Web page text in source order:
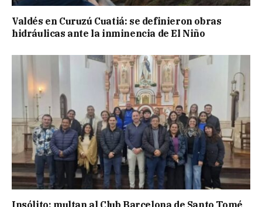
Valdés en Curuzú Cuatiá: se definieron obras
hidráulicas ante la inminencia de El Niño
Insólito: multan al Club Barcelona de Santo Tomé